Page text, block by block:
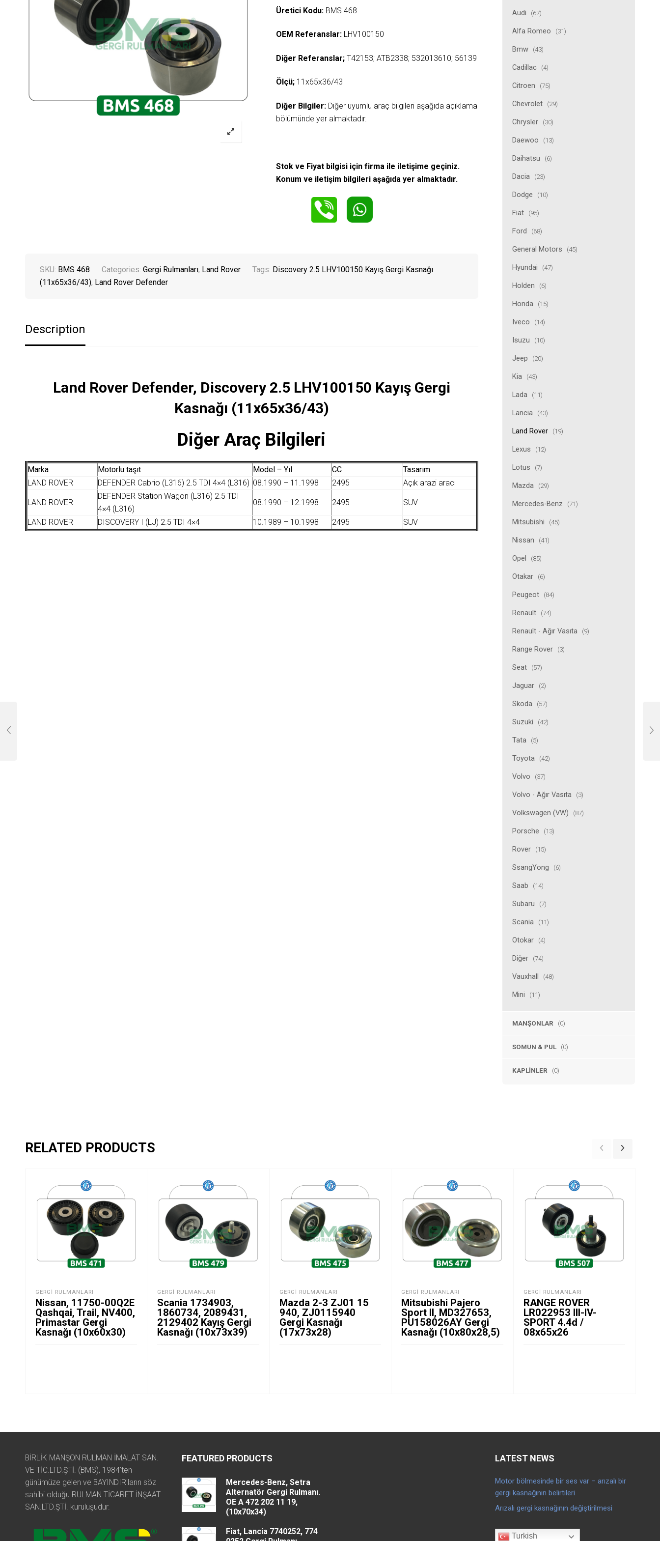
Audi (67)
Alfa Romeo (31)
Bmw (43)
Cadillac (4)
Citroen (75)
Chevrolet (29)
Chrysler (30)
Daewoo (13)
Daihatsu (6)
Dacia (23)
Dodge (10)
Fiat (95)
Ford (68)
General Motors (45)
Hyundai (47)
Holden (6)
Honda (15)
Iveco (14)
Isuzu (10)
Jeep (20)
Kia (43)
Lada (11)
Lancia (43)
Land Rover (19)
Lexus (12)
Lotus (7)
Mazda (29)
Mercedes-Benz (71)
Mitsubishi (45)
Nissan (41)
Opel (85)
Otakar (6)
Peugeot (84)
Renault (74)
Renault - Ağır Vasıta (9)
Range Rover (3)
Seat (57)
Jaguar (2)
Skoda (57)
Suzuki (42)
Tata (5)
Toyota (42)
Volvo (37)
Volvo - Ağır Vasıta (3)
Volkswagen (VW) (87)
Porsche (13)
Rover (15)
SsangYong (6)
Saab (14)
Subaru (7)
Scania (11)
Otokar (4)
Diğer (74)
Vauxhall (48)
Mini (11)
MANŞONLAR (0)
SOMUN & PUL (0)
KAPLINLER (0)
Üretici Kodu: BMS 468
OEM Referanslar: LHV100150
Diğer Referanslar; T42153; ATB2338; 532013610; 56139
Ölçü; 11x65x36/43
Diğer Bilgiler: Diğer uyumlu araç bilgileri aşağıda açıklama
bölümünde yer almaktadır.
Stok ve Fiyat bilgisi için firma ile iletişime geçiniz.
Konum ve iletişim bilgileri aşağıda yer almaktadır.
SKU: BMS 468 Categories: Gergi Rulmanları, Land Rover Tags: Discovery 2.5 LHV100150 Kayış Gergi Kasnağı
(11x65x36/43), Land Rover Defender
Description
Land Rover Defender, Discovery 2.5 LHV100150 Kayış Gergi
Kasnağı (11x65x36/43)
Diğer Araç Bilgileri
Marka Motorlu taşıt Model – Yıl CC
Tasarım
LAND ROVER
DEFENDER Cabrio (L316) 2.5 TDI 4×4 (L316) 08.1990 – 11.1998 2495 Açık arazi aracı
LAND ROVER
DEFENDER Station Wagon (L316) 2.5 TDI
4×4 (L316)
08.1990 – 12.1998 2495 SUV
LAND ROVER DISCOVERY I (LJ) 2.5 TDI 4×4 10.1989 – 10.1998 2495 SUV
RELATED PRODUCTS
GERGI RULMANLARI
Nissan, 11750-00Q2E
Qashqai, Trail, NV400,
Primastar Gergi
Kasnağı (10x60x30)
GERGI RULMANLARI
Scania 1734903,
1860734, 2089431,
2129402 Kayış Gergi
Kasnağı (10x73x39)
GERGI RULMANLARI
Mazda 2-3 ZJ01 15
940, ZJ0115940
Gergi Kasnağı
(17x73x28)
GERGI RULMANLARI
Mitsubishi Pajero
Sport II, MD327653,
PU158026AY Gergi
Kasnağı (10x80x28,5)
GERGI RULMANLARI
RANGE ROVER
LR022953 III-IV-
SPORT 4.4d /
08x65x26
BİRLİK MANŞON RULMAN İMALAT SAN.
VE TİC.LTD.ŞTİ. (BMS), 1984'ten
günümüze gelen ve BAYINDIR'ların söz
sahibi olduğu RULMAN TİCARET İNŞAAT
SAN.LTD.ŞTİ. kuruluşudur.
FEATURED PRODUCTS
Mercedes-Benz, Setra
Alternatör Gergi Rulmanı.
OE A 472 202 11 19,
(10x70x34)
Fiat, Lancia 7740252, 774
LATEST NEWS
Motor bölmesinde bir ses var – arızalı bir
gergi kasnağının belirtileri
Arızalı gergi kasnağının değiştirilmesi
Turkish